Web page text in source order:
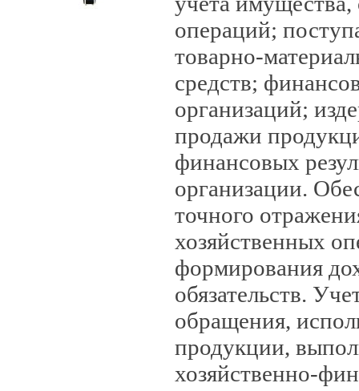
операций;
товарно-
средств;
организаций;
продажи
финансовых
организации.
точного
хозяйственных
формирования
обязательств.
обращения,
продукции,
хозяйственно-